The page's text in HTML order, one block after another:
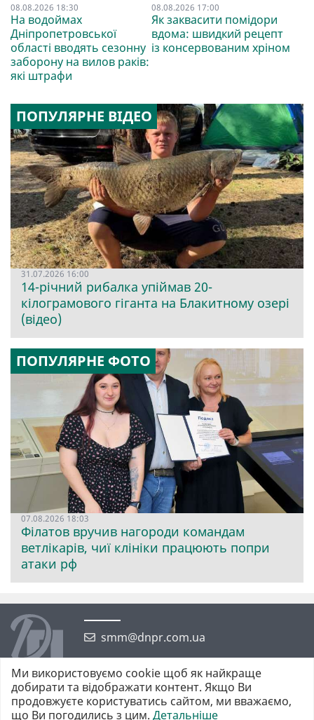
08.08.2026 18:30
На водоймах
Дніпропетровської
області вводять сезонну
заборону на вилов раків:
які штрафи
08.08.2026 17:00
Як заквасити помідори
вдома: швидкий рецепт
із консервованим хріном
ПОПУЛЯРНЕ ВІДЕО
31.07.2026 16:00
14-річний рибалка упіймав 20-
кілограмового гіганта на Блакитному озері
(відео)
ПОПУЛЯРНЕ ФОТО
07.08.2026 18:03
Філатов вручив нагороди командам
ветлікарів, чиї клініки працюють попри
атаки рф
smm@dnpr.com.ua
Ми використовуємо cookie щоб як найкраще
добирати та відображати контент. Якщо Ви
продовжуєте користуватись сайтом, ми вважаємо,
що Ви погодились з цим. Детальніше